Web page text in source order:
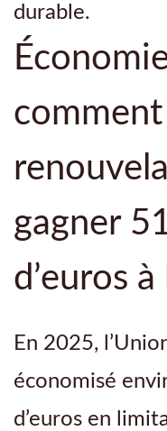
durable.
comment
gagner
d’euros à
En 2025,
économisé
d’euros en